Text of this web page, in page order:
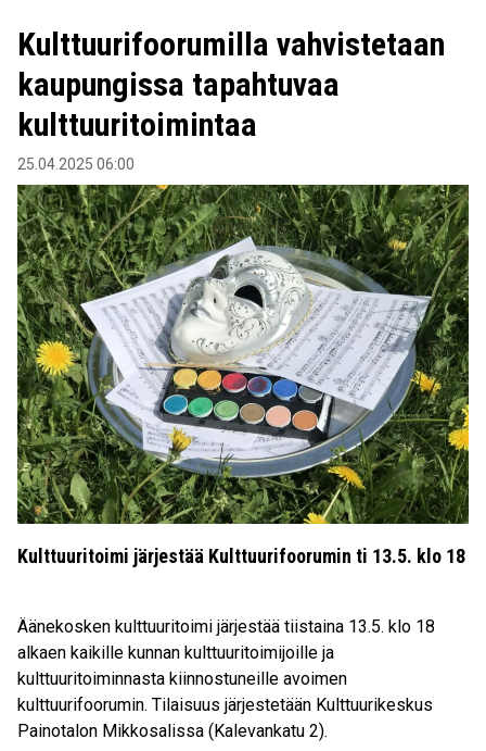
Kulttuurifoorumilla vahvistetaan
kaupungissa tapahtuvaa
kulttuuritoimintaa
25.04.2025 06:00
Kulttuuritoimi järjestää Kulttuurifoorumin ti 13.5. klo 18
Äänekosken kulttuuritoimi järjestää tiistaina 13.5. klo 18
alkaen kaikille kunnan kulttuuritoimijoille ja
kulttuuritoiminnasta kiinnostuneille avoimen
kulttuurifoorumin. Tilaisuus järjestetään Kulttuurikeskus
Painotalon Mikkosalissa (Kalevankatu 2).